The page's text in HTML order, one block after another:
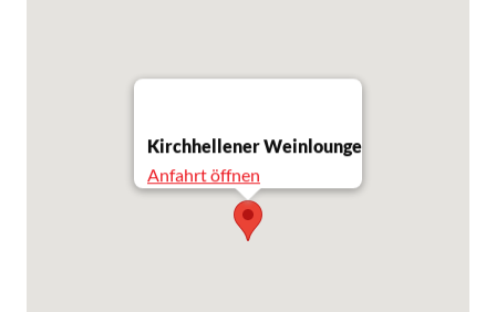
Kirchhellener Weinlounge
Anfahrt öffnen